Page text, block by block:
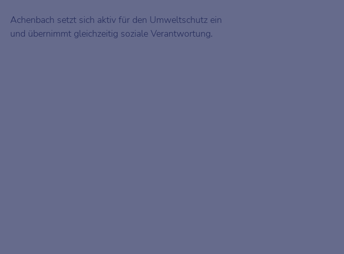
Achenbach setzt sich aktiv für den Umweltschutz ein
und übernimmt gleichzeitig soziale Verantwortung.